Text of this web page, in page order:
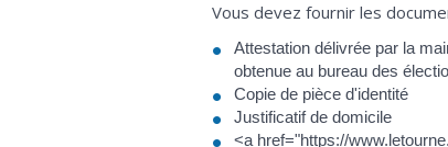
Vous devez fournir les
Attestation délivrée par la
obtenue au bureau des
Copie de pièce d'identité
Justificatif de domicile
<a href="https://